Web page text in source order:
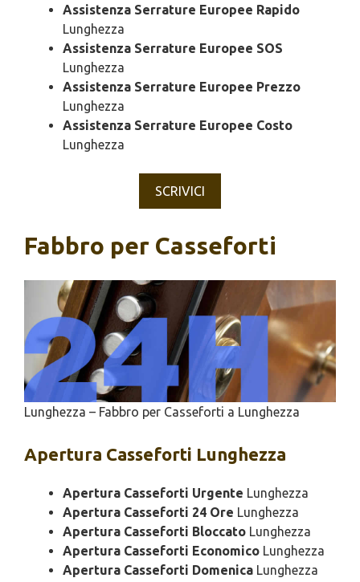
Assistenza Serrature Europee Rapido
Lunghezza
Assistenza Serrature Europee SOS
Lunghezza
Assistenza Serrature Europee Prezzo
Lunghezza
Assistenza Serrature Europee Costo
Lunghezza
SCRIVICI
Fabbro per Casseforti
Lunghezza – Fabbro per Casseforti a Lunghezza
Apertura Casseforti Lunghezza
Apertura Casseforti Urgente Lunghezza
Apertura Casseforti 24 Ore Lunghezza
Apertura Casseforti Bloccato Lunghezza
Apertura Casseforti Economico Lunghezza
Apertura Casseforti Domenica Lunghezza